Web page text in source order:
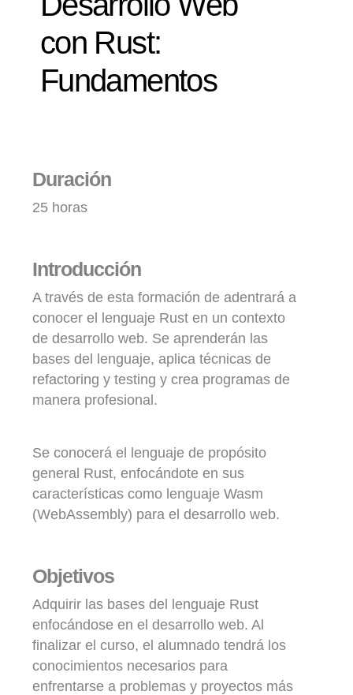
con Rust:
Fundamentos
Duración
25 horas
Introducción
A través de esta formación de adentrará a
conocer el lenguaje Rust en un contexto
de desarrollo web. Se aprenderán las
bases del lenguaje, aplica técnicas de
refactoring y testing y crea programas de
manera profesional.
Se conocerá el lenguaje de propósito
general Rust, enfocándote en sus
características como lenguaje Wasm
(WebAssembly) para el desarrollo web.
Objetivos
Adquirir las bases del lenguaje Rust
enfocándose en el desarrollo web. Al
finalizar el curso, el alumnado tendrá los
conocimientos necesarios para
enfrentarse a problemas y proyectos más